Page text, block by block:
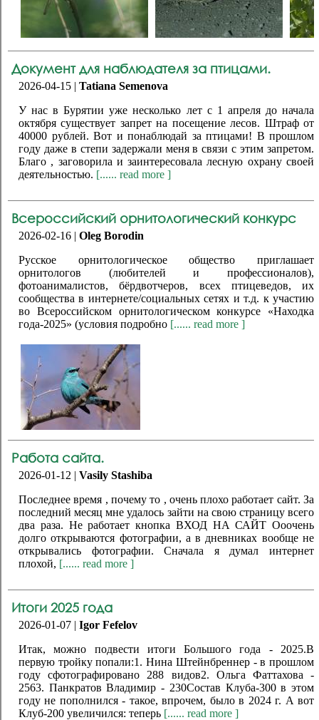
Документ для наблюдателя за птицами.
2026-04-15 | Tatiana Semenova
У нас в Бурятии уже несколько лет с 1 апреля до начала
октября существует запрет на посещение лесов. Штраф от
40000 рублей. Вот и понаблюдай за птицами! В прошлом
году даже в степи задержали меня в связи с этим запретом.
Благо , заговорила и заинтересовала лесную охрану своей
деятельностью. [...... read more ]
Всероссийский орнитологический конкурс
2026-02-16 | Oleg Borodin
Русское орнитологическое общество приглашает
орнитологов (любителей и профессионалов),
фотоанималистов, бёрдвотчеров, всех птицеведов, их
сообщества в интернете/социальных сетях и т.д. к участию
во Всероссийском орнитологическом конкурсе «Находка
года-2025» (условия подробно [...... read more ]
Работа сайта.
2026-01-12 | Vasily Stashiba
Последнее время , почему то , очень плохо работает сайт. За
последний месяц мне удалось зайти на свою страницу всего
два раза. Не работает кнопка ВХОД НА САЙТ Ооочень
долго открываются фотографии, а в дневниках вообще не
открывались фотографии. Сначала я думал интернет
плохой, [...... read more ]
Итоги 2025 года
2026-01-07 | Igor Fefelov
Итак, можно подвести итоги Большого года - 2025.В
первую тройку попали:1. Нина Штейнбреннер - в прошлом
году сфотографировано 288 видов2. Ольга Фаттахова -
2563. Панкратов Владимир - 230Состав Клуба-300 в этом
году не пополнился - такое, впрочем, было в 2024 г. А вот
Клуб-200 увеличился: теперь [...... read more ]